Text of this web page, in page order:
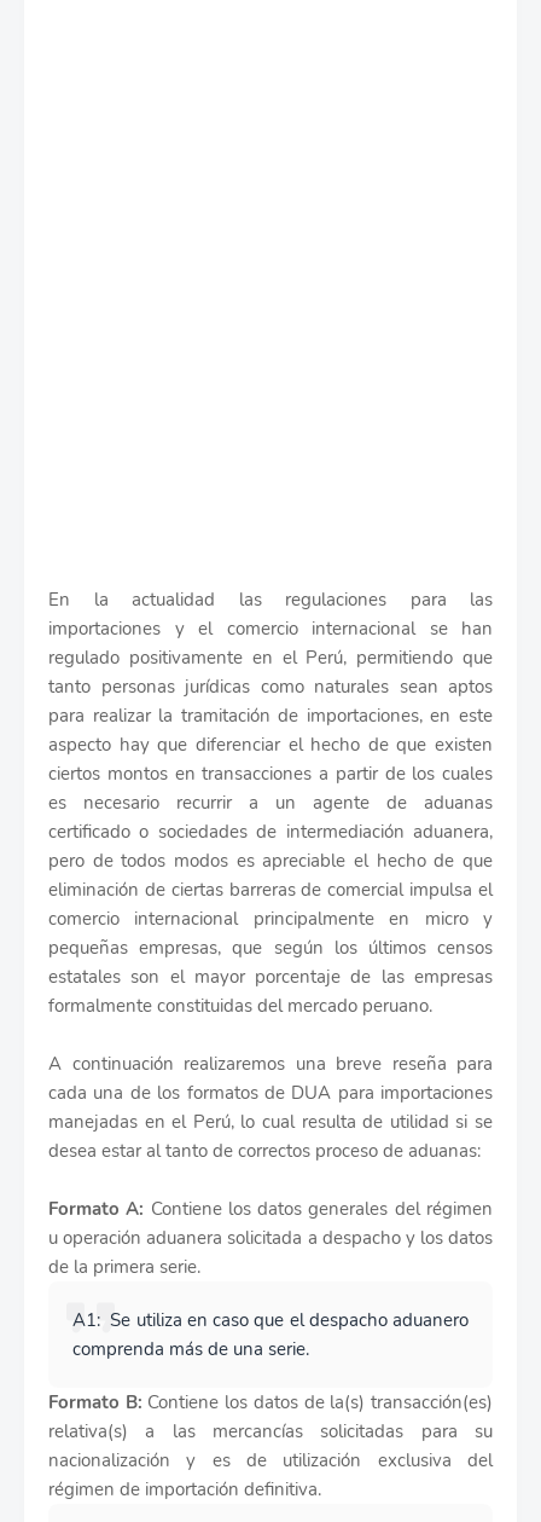
En la actualidad las regulaciones para las
importaciones y el comercio internacional se han
regulado positivamente en el Perú, permitiendo que
tanto personas jurídicas como naturales sean aptos
para realizar la tramitación de importaciones, en este
aspecto hay que diferenciar el hecho de que existen
ciertos montos en transacciones a partir de los cuales
es necesario recurrir a un agente de aduanas
certificado o sociedades de intermediación aduanera,
pero de todos modos es apreciable el hecho de que
eliminación de ciertas barreras de comercial impulsa el
comercio internacional principalmente en micro y
pequeñas empresas, que según los últimos censos
estatales son el mayor porcentaje de las empresas
formalmente constituidas del mercado peruano.
A continuación realizaremos una breve reseña para
cada una de los formatos de DUA para importaciones
manejadas en el Perú, lo cual resulta de utilidad si se
desea estar al tanto de correctos proceso de aduanas:
Formato A: Contiene los datos generales del régimen
u operación aduanera solicitada a despacho y los datos
de la primera serie.
A1: Se utiliza en caso que el despacho aduanero
comprenda más de una serie.
Formato B: Contiene los datos de la(s) transacción(es)
relativa(s) a las mercancías solicitadas para su
nacionalización y es de utilización exclusiva del
régimen de importación definitiva.